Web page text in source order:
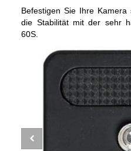
Befestigen Sie Ihre
die Stabilität mit der sehr
60S.